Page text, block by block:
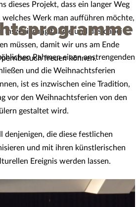
dieses Projekt, dass ein langer Weg
welches Werk man aufführen möchte,
Inszenierung führte und das dabei
müssen, damit wir uns am Ende
freuen können.
Rahmen einen anstrengenden
und die Weihnachtsferien
ist es inzwischen eine Tradition,
vor den Weihnachtsferien von den
gestaltet wird.
denjenigen, die diese festlichen
und mit ihren künstlerischen
Ereignis werden lassen.